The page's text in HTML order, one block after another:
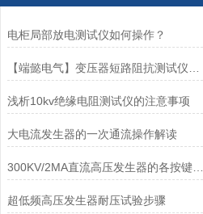
电柜局部放电测试仪如何操作？
浅析10kv绝缘电阻测试仪的注意事项
大电流发生器的一次通流操作解读
300KV/2MA直流高压发生器的各按键作用分享
超低频高压发生器耐压试验步骤